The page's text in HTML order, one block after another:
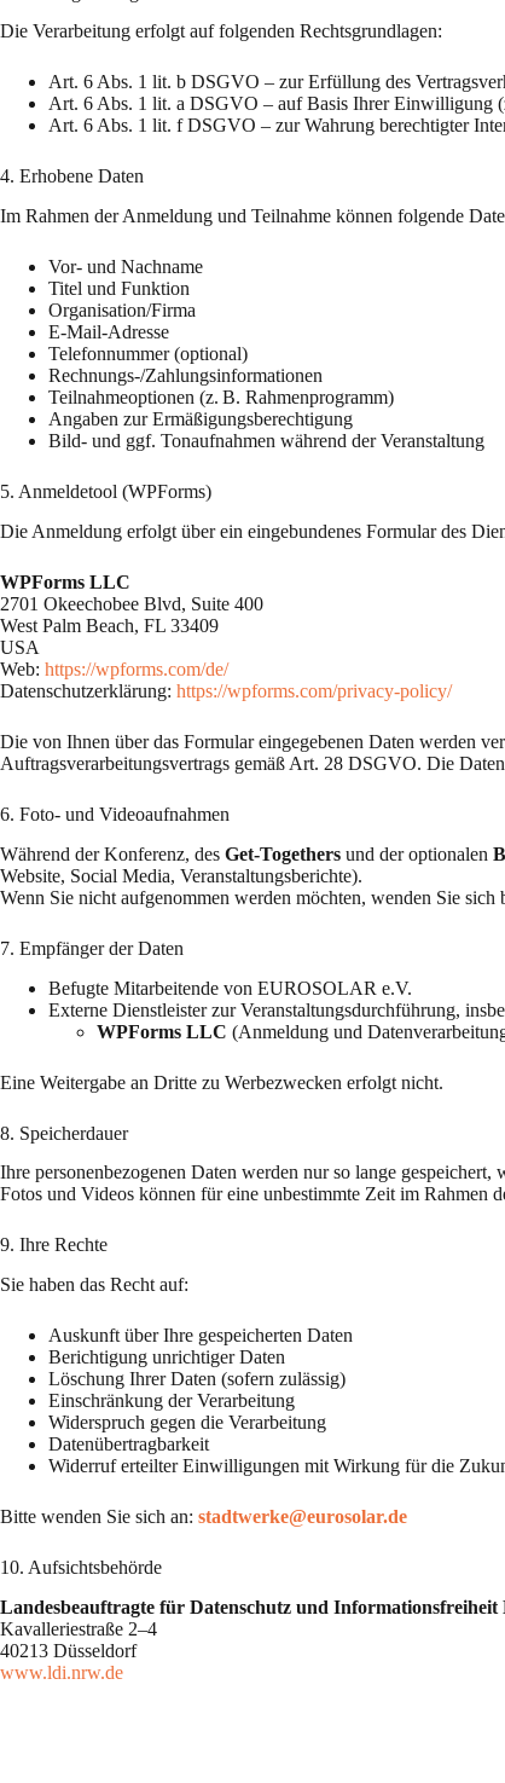
Die Verarbeitung erfolgt auf folgenden Rechtsgrundlagen:
Art. 6 Abs. 1 lit. b DSGVO – zur Erfüllung des
Art. 6 Abs. 1 lit. a DSGVO – auf Basis Ihrer Einwilligung
Art. 6 Abs. 1 lit. f DSGVO – zur Wahrung berechtigter
4. Erhobene Daten
Im Rahmen der Anmeldung und Teilnahme können folgende
Vor- und Nachname
Titel und Funktion
Organisation/Firma
E-Mail-Adresse
Telefonnummer (optional)
Rechnungs-/Zahlungsinformationen
Teilnahmeoptionen (z. B. Rahmenprogramm)
Angaben zur Ermäßigungsberechtigung
Bild- und ggf. Tonaufnahmen während der Veranstaltung
5. Anmeldetool (WPForms)
Die Anmeldung erfolgt über ein eingebundenes Formular des
WPForms LLC
2701 Okeechobee Blvd, Suite 400
West Palm Beach, FL 33409
USA
Web: https://wpforms.com/de/
Datenschutzerklärung: https://wpforms.com/privacy-policy/
Die von Ihnen über das Formular eingegebenen Daten werden
Auftragsverarbeitungsvertrags gemäß Art. 28 DSGVO. Die
6. Foto- und Videoaufnahmen
Während der Konferenz, des Get-Togethers und der optionalen
Website, Social Media, Veranstaltungsberichte).
Wenn Sie nicht aufgenommen werden möchten, wenden Sie sich
7. Empfänger der Daten
Befugte Mitarbeitende von EUROSOLAR e.V.
Externe Dienstleister zur Veranstaltungsdurchführung,
WPForms LLC (Anmeldung und
Eine Weitergabe an Dritte zu Werbezwecken erfolgt nicht.
8. Speicherdauer
Ihre personenbezogenen Daten werden nur so lange
Fotos und Videos können für eine unbestimmte Zeit im
9. Ihre Rechte
Sie haben das Recht auf:
Auskunft über Ihre gespeicherten Daten
Berichtigung unrichtiger Daten
Löschung Ihrer Daten (sofern zulässig)
Einschränkung der Verarbeitung
Widerspruch gegen die Verarbeitung
Datenübertragbarkeit
Widerruf erteilter Einwilligungen mit Wirkung für die
Bitte wenden Sie sich an: stadtwerke@eurosolar.de
10. Aufsichtsbehörde
Landesbeauftragte für Datenschutz und Informationsfreiheit
Kavalleriestraße 2–4
40213 Düsseldorf
www.ldi.nrw.de